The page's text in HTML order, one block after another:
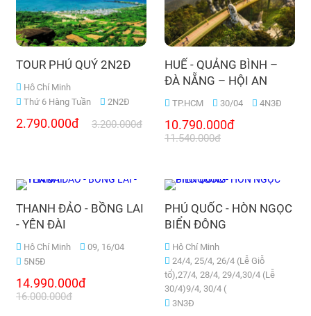
TOUR PHÚ QUÝ 2N2Đ
Hô Chí Minh
Thứ 6 Hàng Tuần
2N2Đ
2.790.000đ 3.200.000đ
HUẾ - QUẢNG BÌNH –
ĐÀ NẴNG – HỘI AN
TP.HCM 30/04 4N3Đ
10.790.000đ
11.540.000đ
THANH ĐẢO - BỒNG LAI
- YÊN ĐÀI
Hô Chí Minh
09, 16/04
5N5Đ
14.990.000đ
16.000.000đ
PHÚ QUỐC - HÒN NGỌC
BIỂN ĐÔNG
Hô Chí Minh
24/4, 25/4, 26/4 (Lễ Giỗ
tổ),27/4, 28/4, 29/4,30/4 (Lễ
30/4)9/4, 30/4 (
3N3Đ